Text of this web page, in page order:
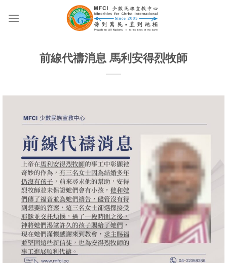
前線代禱消息 馬利安得烈牧師